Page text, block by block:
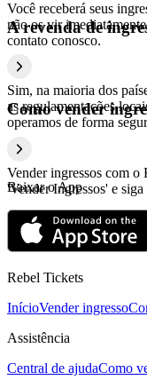
Você receberá seus
não os vir
contato conosco.
A revenda de
Sim, na maioria dos
as regulamentações
operamos de forma
Como vender
Vender ingressos com o
'Vender Ingressos' e siga
Baixar o App
Rebel Tickets
InícioVender ingresso
Assistência
Central de ajudaComo